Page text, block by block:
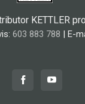
KETTLER
603 883 788 | E-